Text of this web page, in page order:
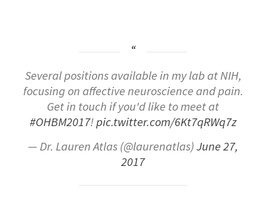
Several positions available in my lab at NIH,
focusing on affective neuroscience and pain.
Get in touch if you'd like to meet at
#OHBM2017!pic.twitter.com/6Kt7qRWq7z
— Dr. Lauren Atlas (@laurenatlas)June 27,
2017